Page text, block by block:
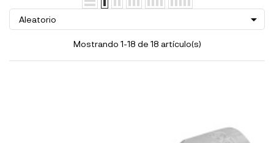
Aleatorio 
Mostrando 1-18 de 18 artículo(s)